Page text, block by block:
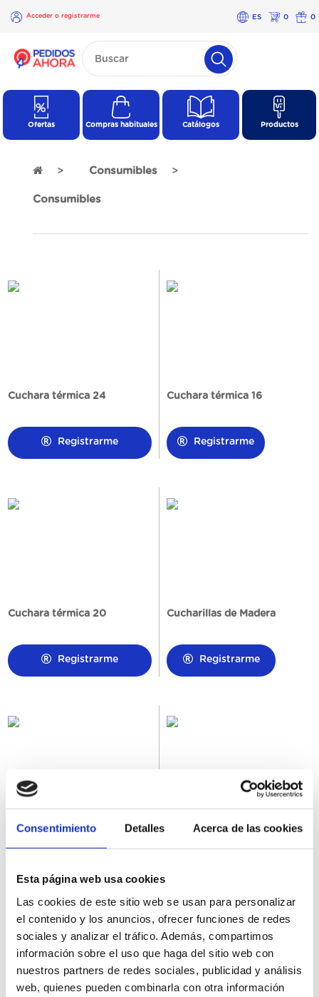
Consentimiento Detalles Acerca de las cookies
Esta página web usa cookies
Las cookies de este sitio web se usan para personalizar
el contenido y los anuncios, ofrecer funciones de redes
sociales y analizar el tráfico. Además, compartimos
información sobre el uso que haga del sitio web con
nuestros partners de redes sociales, publicidad y análisis
web, quienes pueden combinarla con otra información
Acceder o registrarme ES 0 0
×
Acceder o
Ofertas Compras habituales Catálogos Productos
Consumibles
Consumibles
Cuchara térmica 24
Registrarme
Cuchara térmica 16
Registrarme
Cuchara térmica 20
Registrarme
Cucharillas de Madera
Registrarme
Vasos de cartón slush 400ml
Registrarme
Pajitas para granizados BIO
25uds